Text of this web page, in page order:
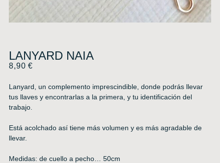
LANYARD NAIA
8,90€
Lanyard, un complemento imprescindible, donde podrás llevar
tus llaves y encontrarlas a la primera, y tu identificación del
trabajo.
Está acolchado así tiene más volumen y es más agradable de
llevar.
Medidas: de cuello a pecho… 50cm